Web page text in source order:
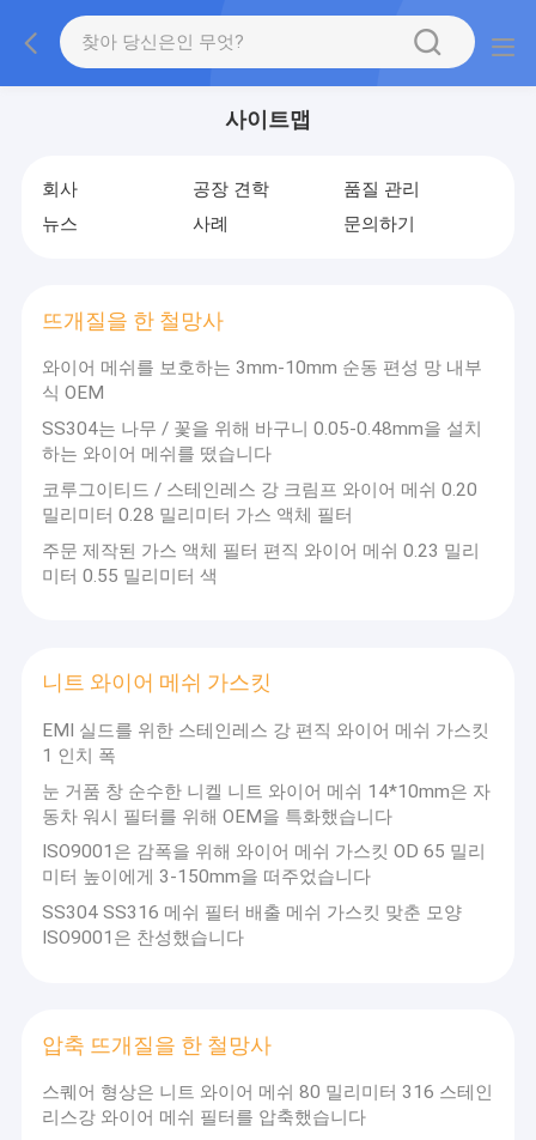
사이트맵
회사 공장 견학
품질 관리
뉴스
사례 문의하기
뜨개질을 한 철망사
와이어 메쉬를 보호하는 3mm-10mm 순동 편성 망 내부
식 OEM
SS304는 나무 / 꽃을 위해 바구니 0.05-0.48mm을 설치
하는 와이어 메쉬를 떴습니다
코루그이티드 / 스테인레스 강 크림프 와이어 메쉬 0.20
밀리미터 0.28 밀리미터 가스 액체 필터
주문 제작된 가스 액체 필터 편직 와이어 메쉬 0.23 밀리
미터 0.55 밀리미터 색
니트 와이어 메쉬 가스킷
EMI 실드를 위한 스테인레스 강 편직 와이어 메쉬 가스킷
1 인치 폭
눈 거품 창 순수한 니켈 니트 와이어 메쉬 14*10mm은 자
동차 워시 필터를 위해 OEM을 특화했습니다
ISO9001은 감폭을 위해 와이어 메쉬 가스킷 OD 65 밀리
미터 높이에게 3-150mm을 떠주었습니다
SS304 SS316 메쉬 필터 배출 메쉬 가스킷 맞춘 모양
ISO9001은 찬성했습니다
압축 뜨개질을 한 철망사
스퀘어 형상은 니트 와이어 메쉬 80 밀리미터 316 스테인
리스강 와이어 메쉬 필터를 압축했습니다